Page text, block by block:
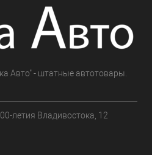
Авто" - штатные автотовары.
летия Владивостока, 12